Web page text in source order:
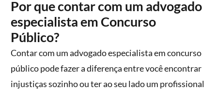
Por que contar com um advogado
especialista em Concurso
Público?
Contar com um advogado especialista em concurso
público pode fazer a diferença entre você encontrar
injustiças sozinho ou ter ao seu lado um profissional